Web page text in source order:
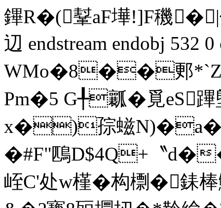
鏎R�(鞤aF墷!]F穖
辺 endstream endobj 532
WMo�8��郠
Pm�5 G╀瓤�覓eS蹕
x�)孮螆
�#F"鴄D$4Q+〝d�
峌C'处w槿�构檦�銇